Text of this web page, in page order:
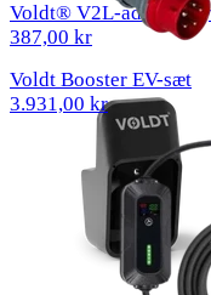
Voldt® V2L-adapter
387,00 kr
Voldt Booster EV-sæt
3.931,00 kr